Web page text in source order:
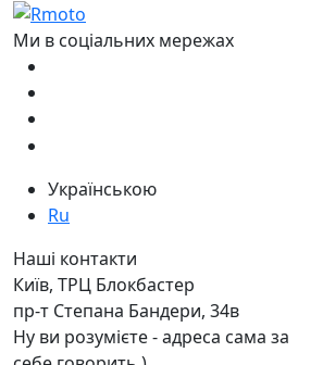
Ми в соціальних мережах
Українською
Ru
Наші контакти
Київ, ТРЦ Блокбастер
пр-т Степана Бандери, 34в
Ну ви розумієте - адреса сама за